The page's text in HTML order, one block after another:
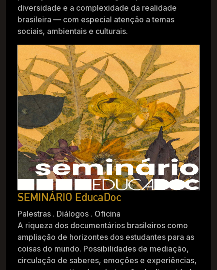
diversidade e a complexidade da realidade
brasileira — com especial atenção a temas
sociais, ambientais e culturais.
SEMINÁRIO EducaDoc
Palestras . Diálogos . Oficina
A riqueza dos documentários brasileiros como
ampliação de horizontes dos estudantes para as
coisas do mundo. Possibilidades de mediação,
circulação de saberes, emoções e experiências,